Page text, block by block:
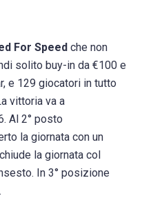
For Speed che non
solito buy-in da €100 e
e 129 giocatori in tutto
vittoria va a
Al 2° posto
la giornata con un
la giornata col
In 3° posizione
.